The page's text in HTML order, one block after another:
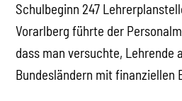
Schulbeginn 247
Vorarlberg führte der
dass man versuchte, Lehrende
Bundesländern mit finanziellen